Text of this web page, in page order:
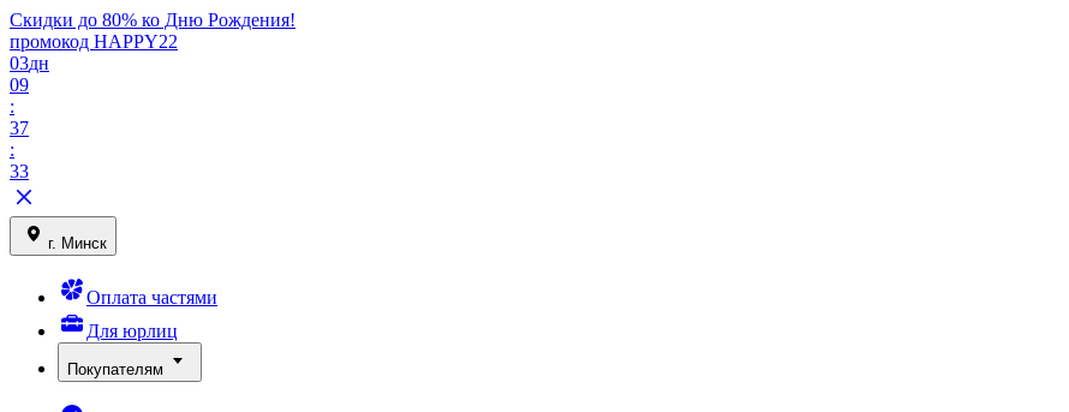
Скидки до 80% ко Дню Рождения!
промокод HAPPY22
03дн
09
:
37
:
33
г. Минск
Оплата частями
Для юрлиц
Покупателям